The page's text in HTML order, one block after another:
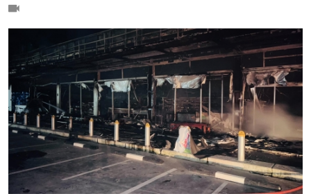
Chính trị
Tin Chính trị
Chính phủ với người dân
Quốc hội với cử tri
Xây dựng đảng
Đảng trong cuộc sống
Nhận diện sự thật
Pháp luật và đời sống
Tin thế giới
Vấn đề quốc tế
Hồ sơ sự kiện quốc tế
Thế giới & Việt Nam
Biên cương - Một dải vững
bền